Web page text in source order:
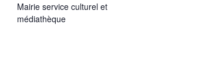
Mairie service culturel et
médiathèque